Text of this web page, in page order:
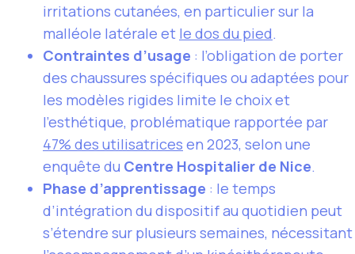
irritations cutanées, en particulier sur la
malléole latérale et le dos du pied.
Contraintes d’usage : l’obligation de porter
des chaussures spécifiques ou adaptées pour
les modèles rigides limite le choix et
l’esthétique, problématique rapportée par
47% des utilisatrices en 2023, selon une
enquête du Centre Hospitalier de Nice.
Phase d’apprentissage : le temps
d’intégration du dispositif au quotidien peut
s’étendre sur plusieurs semaines, nécessitant